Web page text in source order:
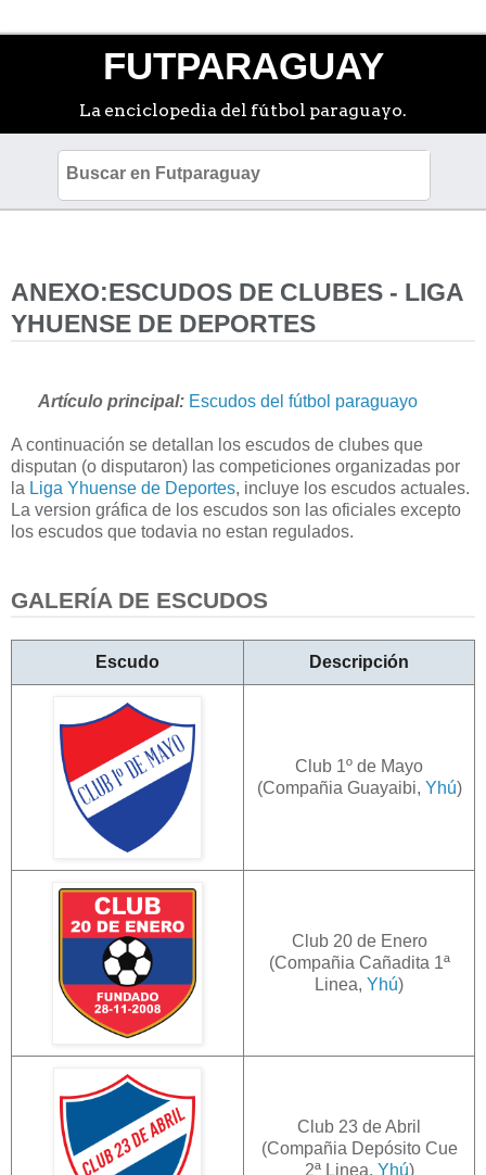
FUTPARAGUAY
La enciclopedia del fútbol paraguayo.
ANEXO:ESCUDOS DE CLUBES - LIGA
YHUENSE DE DEPORTES
Artículo principal: Escudos del fútbol paraguayo
A continuación se detallan los escudos de clubes que
disputan (o disputaron) las competiciones organizadas por
la Liga Yhuense de Deportes, incluye los escudos actuales.
La version gráfica de los escudos son las oficiales excepto
los escudos que todavia no estan regulados.
GALERÍA DE ESCUDOS
Escudo Descripción
Club 1º de Mayo
(Compañia Guayaibi, Yhú)
Club 20 de Enero
(Compañia Cañadita 1ª
Linea, Yhú)
Club 23 de Abril
(Compañia Depósito Cue
2ª Linea, Yhú)